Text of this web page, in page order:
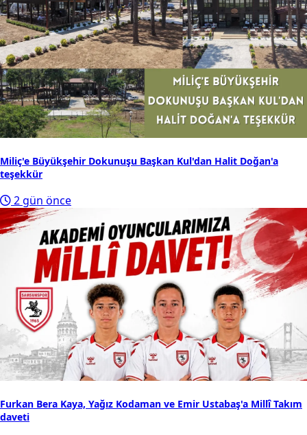
Miliç'e Büyükşehir Dokunuşu Başkan Kul'dan Halit Doğan'a
teşekkür
2 gün önce
Furkan Bera Kaya, Yağız Kodaman ve Emir Ustabaş'a Millî Takım
daveti